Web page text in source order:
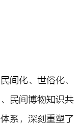
间化、世俗化、
民间博物知识共
系，深刻重塑了